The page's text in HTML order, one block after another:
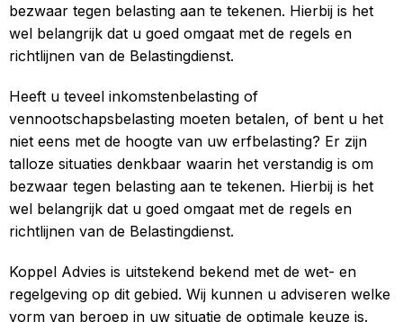
bezwaar tegen belasting aan te tekenen. Hierbij is het
wel belangrijk dat u goed omgaat met de regels en
richtlijnen van de Belastingdienst.
Heeft u teveel inkomstenbelasting of
vennootschapsbelasting moeten betalen, of bent u het
niet eens met de hoogte van uw erfbelasting? Er zijn
talloze situaties denkbaar waarin het verstandig is om
bezwaar tegen belasting aan te tekenen. Hierbij is het
wel belangrijk dat u goed omgaat met de regels en
richtlijnen van de Belastingdienst.
Koppel Advies is uitstekend bekend met de wet- en
regelgeving op dit gebied. Wij kunnen u adviseren welke
vorm van beroep in uw situatie de optimale keuze is.